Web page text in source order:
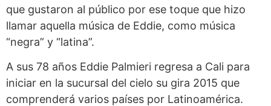
que gustaron al público por ese toque que hizo
llamar aquella música de Eddie, como música
“negra” y “latina”.
A sus 78 años Eddie Palmieri regresa a Cali para
iniciar en la sucursal del cielo su gira 2015 que
comprenderá varios países por Latinoamérica.